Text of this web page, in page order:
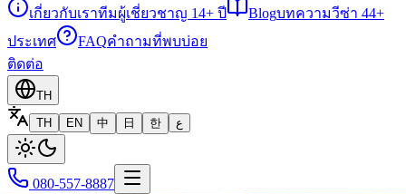
เกี่ยวกับเราทีมผู้เชี่ยวชาญ 14+ ปี Blogบทความวีซ่า 44+
ประเทศ
FAQคำถามที่พบบ่อย
ติดต่อ
TH
TH
EN 中 日 한 ع
080-557-8887